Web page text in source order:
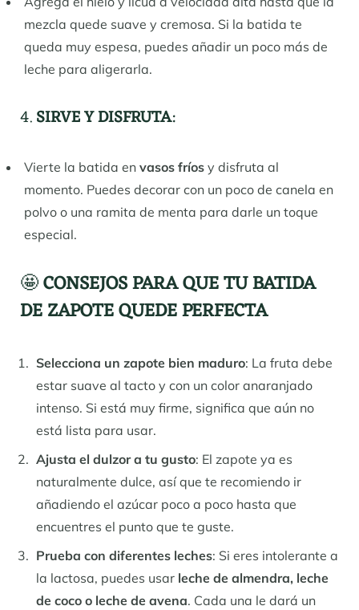
mezcla quede suave y cremosa. Si la batida te
queda muy espesa, puedes añadir un poco más de
leche para aligerarla.
4.SIRVE Y DISFRUTA:
Vierte la batida en vasos fríos y disfruta al
momento. Puedes decorar con un poco de canela en
polvo o una ramita de menta para darle un toque
especial.
🤩CONSEJOS PARA QUE TU BATIDA
DE ZAPOTE QUEDE PERFECTA
Selecciona un zapote bien maduro: La fruta debe
estar suave al tacto y con un color anaranjado
intenso. Si está muy firme, significa que aún no
está lista para usar.
Ajusta el dulzor a tu gusto: El zapote ya es
naturalmente dulce, así que te recomiendo ir
añadiendo el azúcar poco a poco hasta que
encuentres el punto que te guste.
Prueba con diferentes leches: Si eres intolerante a
la lactosa, puedes usar leche de almendra, leche
de coco o leche de avena. Cada una le dará un